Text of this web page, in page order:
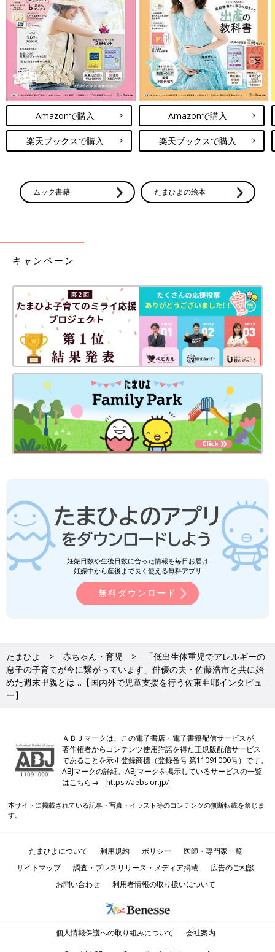
Amazonで購入
楽天ブックスで購入
Amazonで購入
楽天ブックスで購入
ムック書籍 たまひよの絵本
キャンペーン
妊娠日数や生後日数に合った情報を毎日お届け
妊娠中から産後まで長く使える無料アプリ
無料ダウンロード
たまひよ 赤ちゃん・育児
「低出生体重児でアレルギーの
息子の子育てが今に繋がっています」俳優の夫・佐藤浩市と共に始
めた週末里親とは…【国内外で児童支援を行う佐東亜耶インタビュ
ー】
ＡＢＪマークは、この電子書店・電子書籍配信サービスが、
著作権者からコンテンツ使用許諾を得た正規版配信サービス
であることを示す登録商標（登録番号 第11091000号）です。
ABJマークの詳細、ABJマークを掲示しているサービスの一覧
はこちら→https://aebs.or.jp/
本サイトに掲載されている記事・写真・イラスト等のコンテンツの無断転載を禁じま
す。
たまひよについて 利用規約 ポリシー
医師・専門家一覧
サイトマップ
調査・プレスリリース・メディア掲載
広告のご相談
お問い合わせ
利用者情報の取り扱いについて
個人情報保護への取り組みについて 会社案内